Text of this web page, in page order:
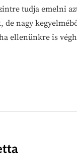
tudja emelni
de nagy
ellenünkre is